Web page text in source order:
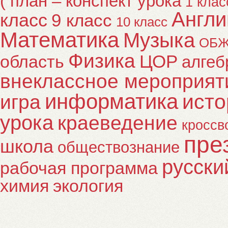
класс 9 класс 10 класс
Математика Музыка
область Физика ЦОР
внеклассное
игра информатика
урока краеведение
школа обществознание
рабочая программа
химия экология